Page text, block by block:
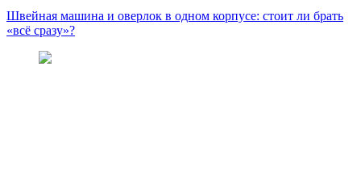
Швейная машина и оверлок в одном корпусе: стоит ли брать
«всё сразу»?